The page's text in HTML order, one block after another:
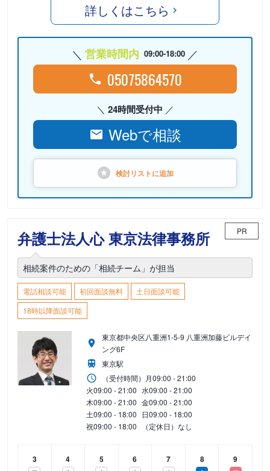
詳しくはこちら
営業時間内 09:00-18:00
05075864570
24時間受付中
Webで相談
検討リストに追加
弁護士法人心 東京法律事務所 PR
相続案件のための「相続チーム」が担当
電話相談可能 初回面談無料
土日面談可能
18時以降面談可能
東京都中央区八重洲1-5-9 八重洲加藤ビルデイ
ング6F
東京駅
（受付時間） 月09:00 - 21:00
火09:00 - 21:00 水09:00 - 21:00
木09:00 - 21:00 金09:00 - 21:00
土09:00 - 18:00 日09:00 - 18:00
祝09:00 - 18:00 （定休日）なし
3
4
5
6
7
8
9